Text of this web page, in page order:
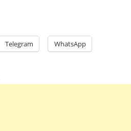
Telegram WhatsApp